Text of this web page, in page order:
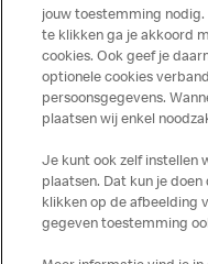
Over ons
Services
Contact
jouw toestemming nodig.
te klikken ga je akkoord
cookies. Ook geef je
optionele cookies
persoonsgegevens.
plaatsen wij enkel
Je kunt ook zelf instellen
plaatsen. Dat kun je
klikken op de afbeelding
gegeven toestemming